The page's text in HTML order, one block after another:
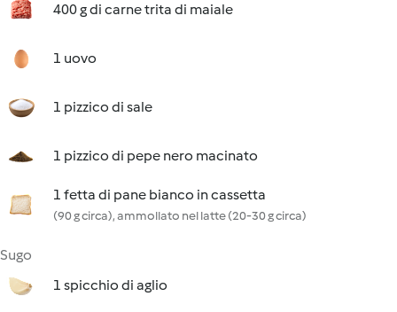
400 g di carne trita di maiale
1 uovo
1 pizzico di sale
1 pizzico di pepe nero macinato
1 fetta di pane bianco in cassetta
(90 g circa), ammollato nel latte (20-30 g circa)
Sugo
1 spicchio di aglio